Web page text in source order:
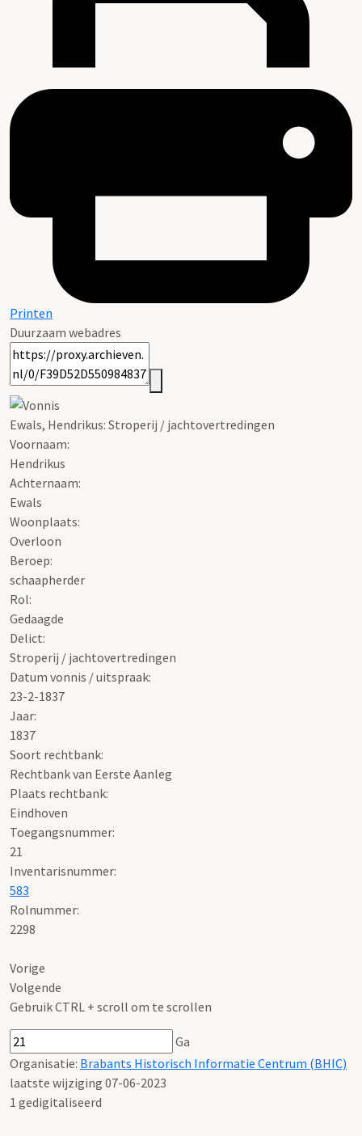
Printen
Duurzaam webadres
Ewals, Hendrikus: Stroperij / jachtovertredingen
Voornaam:
Hendrikus
Achternaam:
Ewals
Woonplaats:
Overloon
Beroep:
schaapherder
Rol:
Gedaagde
Delict:
Stroperij / jachtovertredingen
Datum vonnis / uitspraak:
23-2-1837
Jaar:
1837
Soort rechtbank:
Rechtbank van Eerste Aanleg
Plaats rechtbank:
Eindhoven
Toegangsnummer:
21
Inventarisnummer:
583
Rolnummer:
2298
Vorige
Volgende
Gebruik CTRL + scroll om te scrollen
Ga
Organisatie: Brabants Historisch Informatie Centrum (BHIC)
laatste wijziging 07-06-2023
1 gedigitaliseerd